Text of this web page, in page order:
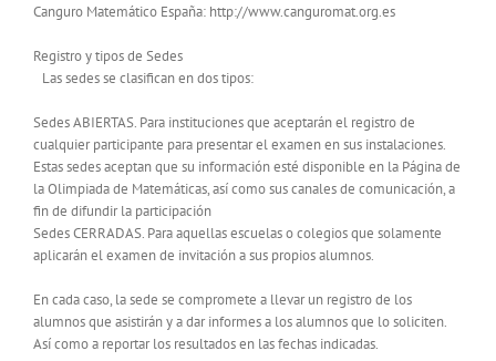
Canguro Matemático España: http://www.canguromat.org.es
Registro y tipos de Sedes
Las sedes se clasifican en dos tipos:
Sedes ABIERTAS. Para instituciones que aceptarán el registro de
cualquier participante para presentar el examen en sus instalaciones.
Estas sedes aceptan que su información esté disponible en la Página de
la Olimpiada de Matemáticas, así como sus canales de comunicación, a
fin de difundir la participación
Sedes CERRADAS. Para aquellas escuelas o colegios que solamente
aplicarán el examen de invitación a sus propios alumnos.
En cada caso, la sede se compromete a llevar un registro de los
alumnos que asistirán y a dar informes a los alumnos que lo soliciten.
Así como a reportar los resultados en las fechas indicadas.